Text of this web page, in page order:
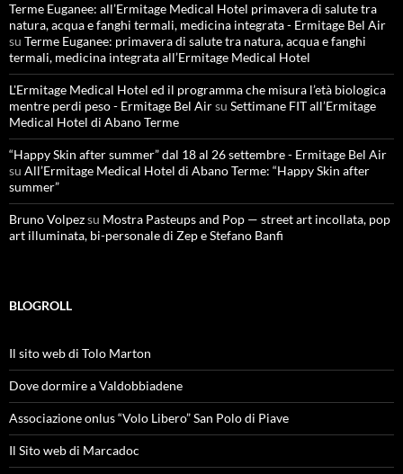
Terme Euganee: all’Ermitage Medical Hotel primavera di salute tra
natura, acqua e fanghi termali, medicina integrata - Ermitage Bel Air
su Terme Euganee: primavera di salute tra natura, acqua e fanghi
termali, medicina integrata all’Ermitage Medical Hotel
L'Ermitage Medical Hotel ed il programma che misura l’età biologica
mentre perdi peso - Ermitage Bel Airsu Settimane FIT all’Ermitage
Medical Hotel di Abano Terme
“Happy Skin after summer” dal 18 al 26 settembre - Ermitage Bel Air
su All’Ermitage Medical Hotel di Abano Terme: “Happy Skin after
summer”
Bruno Volpezsu Mostra Pasteups and Pop — street art incollata, pop
art illuminata, bi-personale di Zep e Stefano Banfi
BLOGROLL
Il sito web di Tolo Marton
Dove dormire a Valdobbiadene
Associazione onlus “Volo Libero” San Polo di Piave
Il Sito web di Marcadoc